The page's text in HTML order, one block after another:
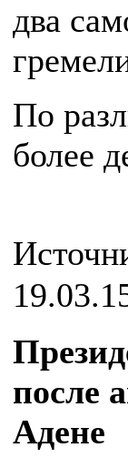
два
По
более
после
Адене